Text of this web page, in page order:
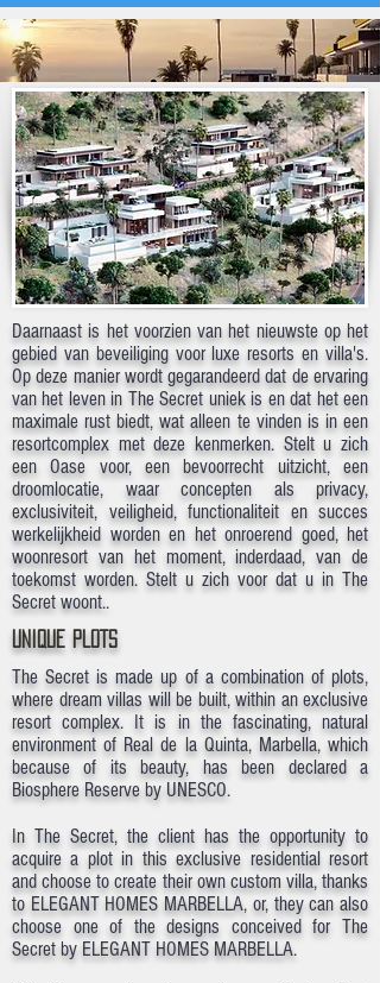
Daarnaast is het voorzien van het nieuwste op het
gebied van beveiliging voor luxe resorts en villa's.
Op deze manier wordt gegarandeerd dat de ervaring
van het leven in The Secret uniek is en dat het een
maximale rust biedt, wat alleen te vinden is in een
resortcomplex met deze kenmerken. Stelt u zich
een Oase voor, een bevoorrecht uitzicht, een
droomlocatie, waar concepten als privacy,
exclusiviteit, veiligheid, functionaliteit en succes
werkelijkheid worden en het onroerend goed, het
woonresort van het moment, inderdaad, van de
toekomst worden. Stelt u zich voor dat u in The
Secret woont..
unique PLOTS
The Secret is made up of a combination of plots,
where dream villas will be built, within an exclusive
resort complex. It is in the fascinating, natural
environment of Real de la Quinta, Marbella, which
because of its beauty, has been declared a
Biosphere Reserve by UNESCO.
In The Secret, the client has the opportunity to
acquire a plot in this exclusive residential resort
and choose to create their own custom villa, thanks
to ELEGANT HOMES MARBELLA, or, they can also
choose one of the designs conceived for The
Secret by ELEGANT HOMES MARBELLA.